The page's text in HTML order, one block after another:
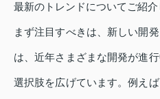
最新のトレンドについてご紹介
まず注目すべきは、新しい開
は、近年さまざまな開発が進
選択肢を広げています。例え